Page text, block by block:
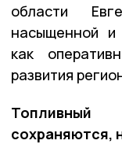
области
насыщенной и
как
развития
сохраняются,